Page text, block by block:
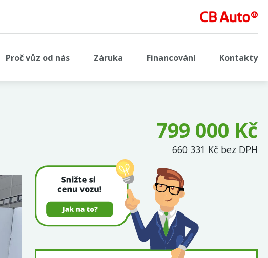
Proč vůz od nás Záruka Financování Kontakty
799 000 Kč
660 331 Kč bez DPH